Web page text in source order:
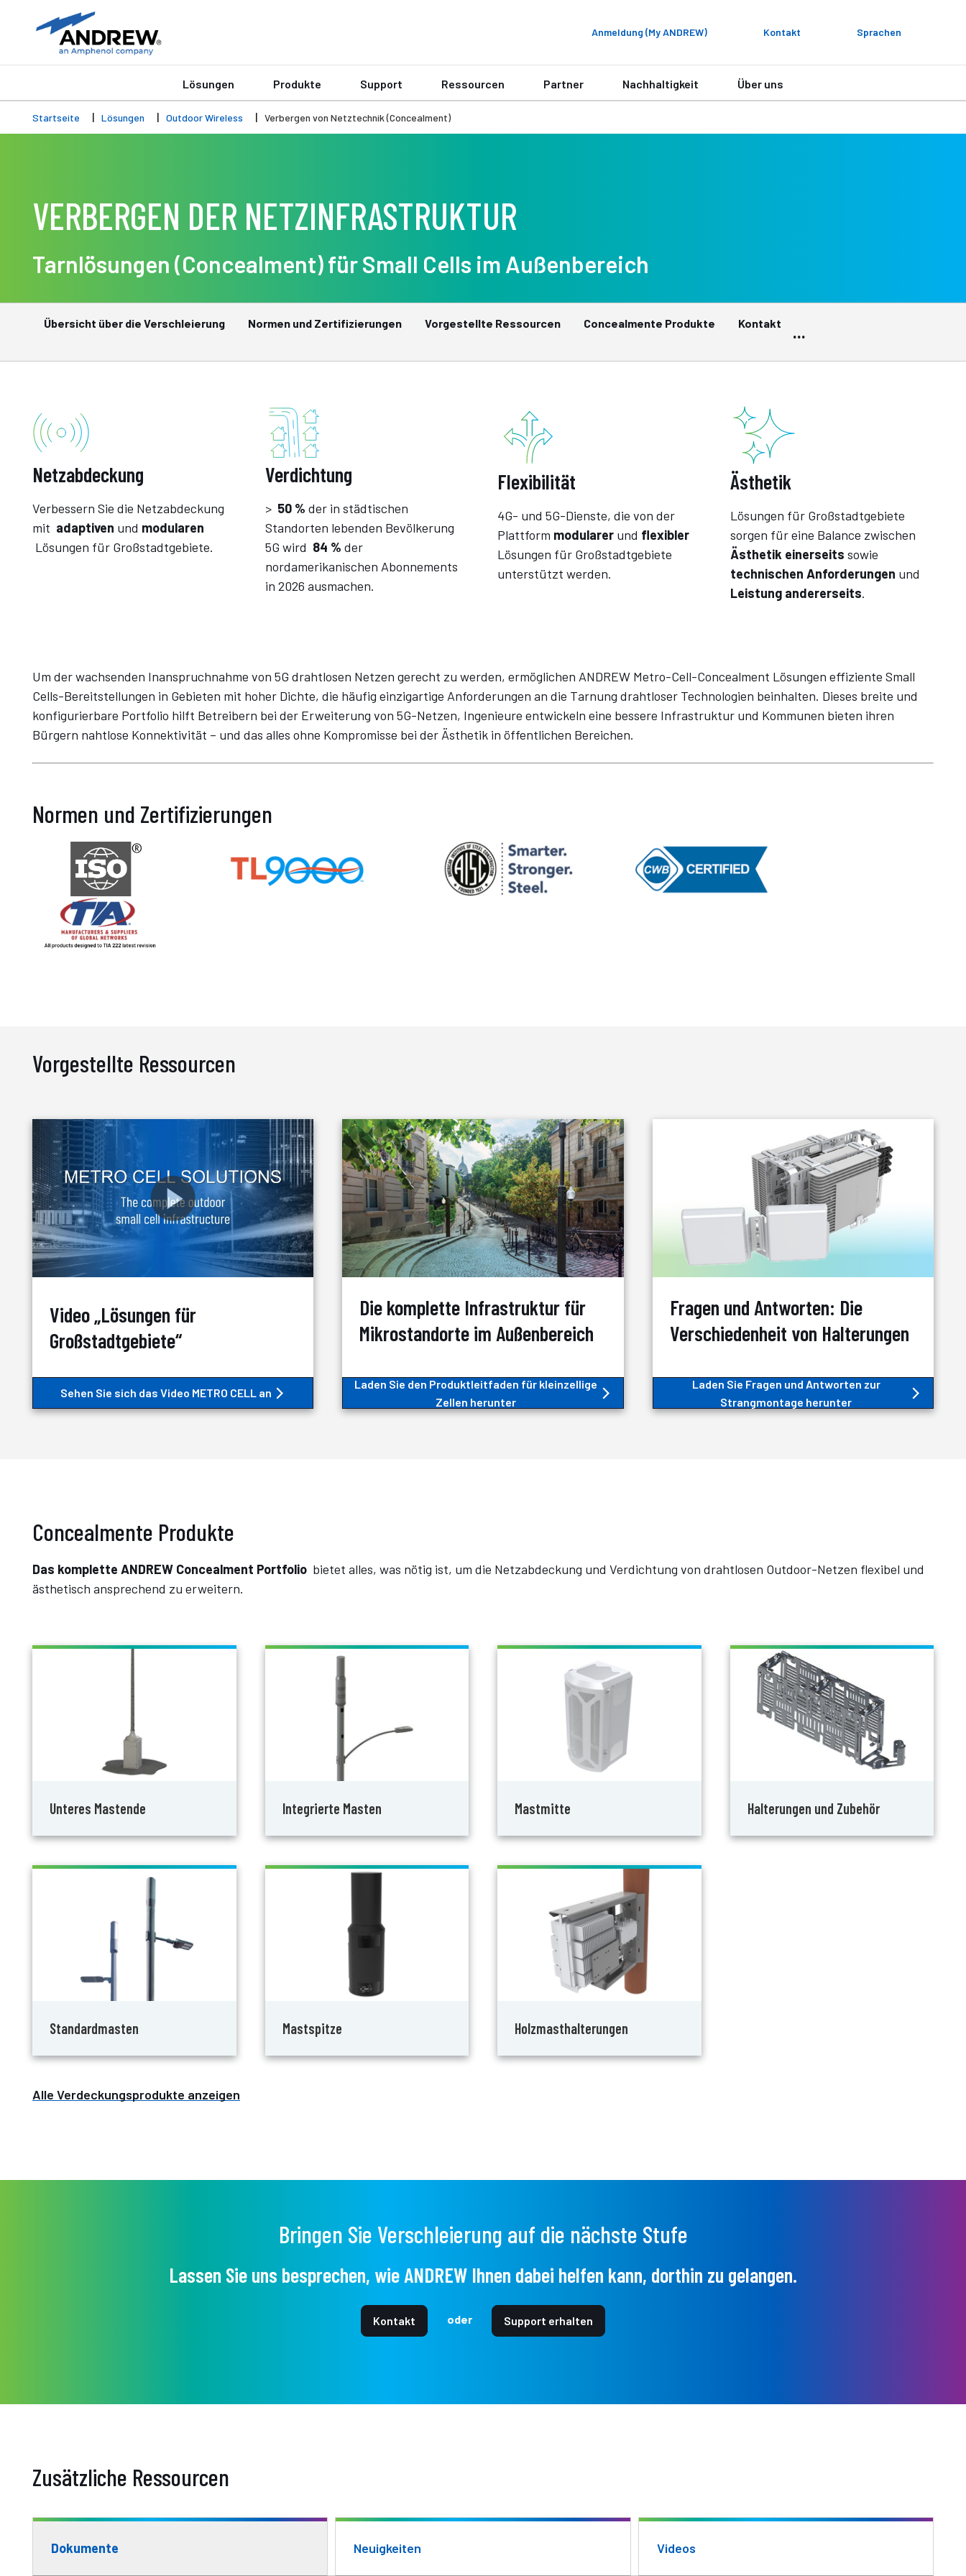
Anmeldung (My ANDREW) Kontakt Sprachen
Lösungen Produkte Support Ressourcen Partner Nachhaltigkeit Über uns
Startseite Lösungen Outdoor Wireless Verbergen von Netztechnik (Concealment)
VERBERGEN DER NETZINFRASTRUKTUR
Tarnlösungen (Concealment) für Small Cells im Außenbereich
Übersicht über die Verschleierung Normen und Zertifizierungen Vorgestellte Ressourcen Concealmente Produkte Kontakt ...
Netzabdeckung
Verbessern Sie die Netzabdeckung
mit adaptiven und modularen
Lösungen für Großstadtgebiete.
Verdichtung
> 50 % der in städtischen
Standorten lebenden Bevölkerung
5G wird 84 % der
nordamerikanischen Abonnements
in 2026 ausmachen.
Flexibilität
4G- und 5G-Dienste, die von der
Plattform modularer und flexibler
Lösungen für Großstadtgebiete
unterstützt werden.
Ästhetik
Lösungen für Großstadtgebiete
sorgen für eine Balance zwischen
Ästhetik einerseits sowie
technischen Anforderungen und
Leistung andererseits.
Um der wachsenden Inanspruchnahme von 5G drahtlosen Netzen gerecht zu werden, ermöglichen ANDREW Metro-Cell-Concealment Lösungen effiziente Small
Cells-Bereitstellungen in Gebieten mit hoher Dichte, die häufig einzigartige Anforderungen an die Tarnung drahtloser Technologien beinhalten. Dieses breite und
konfigurierbare Portfolio hilft Betreibern bei der Erweiterung von 5G-Netzen, Ingenieure entwickeln eine bessere Infrastruktur und Kommunen bieten ihren
Bürgern nahtlose Konnektivität – und das alles ohne Kompromisse bei der Ästhetik in öffentlichen Bereichen.
Normen und Zertifizierungen
Vorgestellte Ressourcen
Video „Lösungen für
Großstadtgebiete“
Sehen Sie sich das Video METRO CELL an
Die komplette Infrastruktur für
Mikrostandorte im Außenbereich
Laden Sie den Produktleitfaden für kleinzellige
Zellen herunter
Fragen und Antworten: Die
Verschiedenheit von Halterungen
Laden Sie Fragen und Antworten zur
Strangmontage herunter
Concealmente Produkte
Das komplette ANDREW Concealment Portfolio bietet alles, was nötig ist, um die Netzabdeckung und Verdichtung von drahtlosen Outdoor-Netzen flexibel und
ästhetisch ansprechend zu erweitern.
Unteres Mastende Integrierte Masten Mastmitte Halterungen und Zubehör
Standardmasten Mastspitze Holzmasthalterungen
Alle Verdeckungsprodukte anzeigen
Bringen Sie Verschleierung auf die nächste Stufe
Lassen Sie uns besprechen, wie ANDREW Ihnen dabei helfen kann, dorthin zu gelangen.
Kontakt oder Support erhalten
Zusätzliche Ressourcen
Dokumente Neuigkeiten Videos